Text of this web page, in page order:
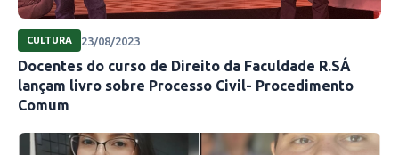
CULTURA 23/08/2023
Docentes do curso de Direito da Faculdade R.SÁ
lançam livro sobre Processo Civil- Procedimento
Comum